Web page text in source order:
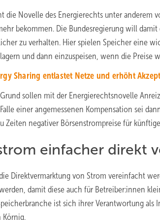
die Novelle des Energierechts unter anderem
bekommen. Die Bundesregierung will
zu verhalten. Hier spielen Speicher eine
und dann einzuspeisen, wenn die Preise
Sharing entlastet Netze und erhöht
sollen mit der Energierechtsnovelle
einer angemessenen Kompensation sei
Zeiten negativer Börsenstrompreise für
einfacher direkt
Direktvermarktung von Strom vereinfacht
damit diese auch für Betreiber:innen
ist sich ihrer Verantwortung als
Körnig.